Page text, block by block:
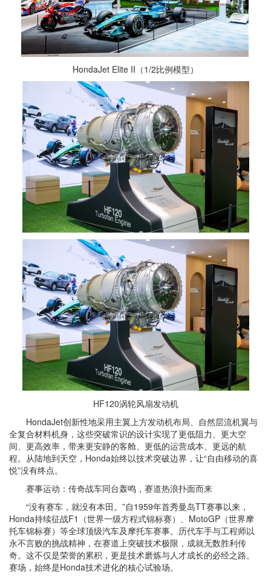
HondaJet Elite II（1/2比例模型）
HF120涡轮风扇发动机
HondaJet创新性地采用主翼上方发动机布局、自然层流机翼与
全复合材料机身，这些突破常识的设计实现了更低阻力、更大空
间、更高效率，带来更安静的客舱、更低的运营成本、更远的航
程。从陆地到天空，Honda始终以技术突破边界，让“自由移动的喜
悦”没有终点。
赛事运动：传奇战车同台轰鸣，赛道热浪扑面而来
“没有赛车，就没有本田。”自1959年首秀曼岛TT赛事以来，
Honda持续征战F1（世界一级方程式锦标赛）、MotoGP（世界摩
托车锦标赛）等全球顶级汽车及摩托车赛事。历代车手与工程师以
永不言败的挑战精神，在赛道上突破技术极限，成就无数胜利传
奇。这不仅是荣誉的累积，更是技术磨炼与人才成长的必经之路。
赛场，始终是Honda技术进化的核心试验场。